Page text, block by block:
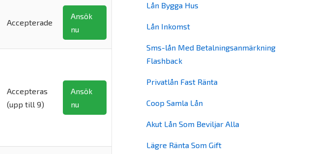
Accepterade
Ansök
nu
Accepteras
(upp till 9)
Ansök
nu
Lån Bygga Hus
Lån Inkomst
Sms-lån Med Betalningsanmärkning
Flashback
Privatlån Fast Ränta
Coop Samla Lån
Akut Lån Som Beviljar Alla
Lägre Ränta Som Gift